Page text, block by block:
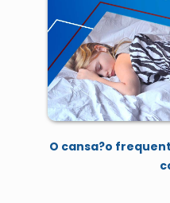
O cansa?o